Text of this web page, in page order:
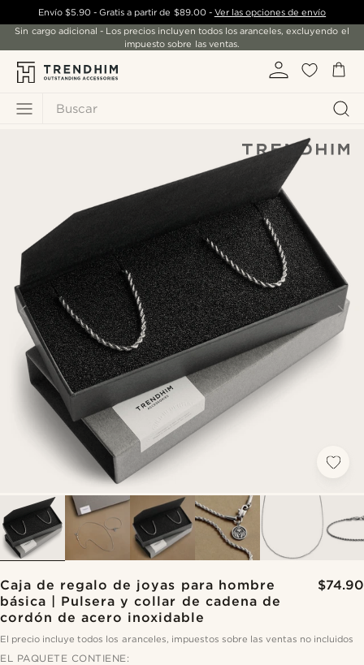
Buscar
Envío $5.90- Gratis a partir de $89.00- Ver las opciones de envío
Sin cargo adicional - Los precios incluyen todos los aranceles, excluyendo el
impuesto sobre las ventas.
Caja de regalo de joyas para hombre
básica | Pulsera y collar de cadena de
cordón de acero inoxidable
$74.90
El precio incluye todos los aranceles, impuestos sobre las ventas no incluidos
EL PAQUETE CONTIENE: